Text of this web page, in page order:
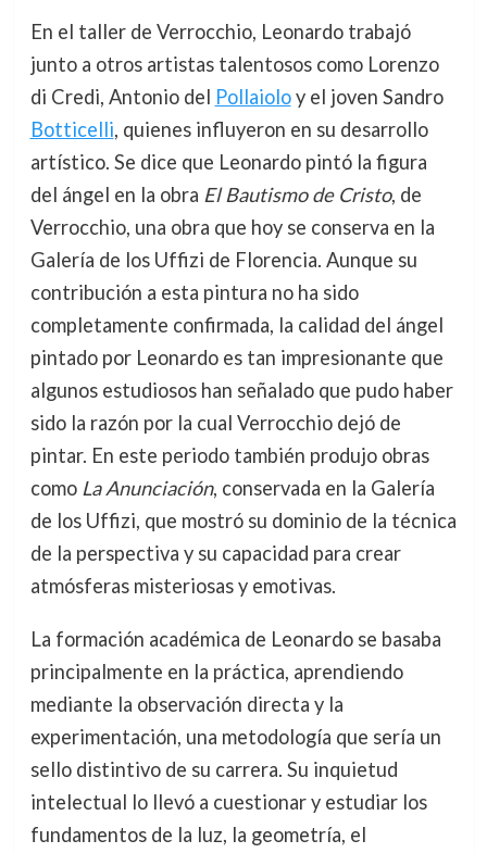
En el taller de Verrocchio, Leonardo trabajó
junto a otros artistas talentosos como Lorenzo
di Credi, Antonio del Pollaioloy el joven Sandro
Botticelli, quienes influyeron en su desarrollo
artístico. Se dice que Leonardo pintó la figura
del ángel en la obra El Bautismo de Cristo, de
Verrocchio, una obra que hoy se conserva en la
Galería de los Uffizi de Florencia. Aunque su
contribución a esta pintura no ha sido
completamente confirmada, la calidad del ángel
pintado por Leonardo es tan impresionante que
algunos estudiosos han señalado que pudo haber
sido la razón por la cual Verrocchio dejó de
pintar. En este periodo también produjo obras
como La Anunciación, conservada en la Galería
de los Uffizi, que mostró su dominio de la técnica
de la perspectiva y su capacidad para crear
atmósferas misteriosas y emotivas.
La formación académica de Leonardo se basaba
principalmente en la práctica, aprendiendo
mediante la observación directa y la
experimentación, una metodología que sería un
sello distintivo de su carrera. Su inquietud
intelectual lo llevó a cuestionar y estudiar los
fundamentos de la luz, la geometría, el